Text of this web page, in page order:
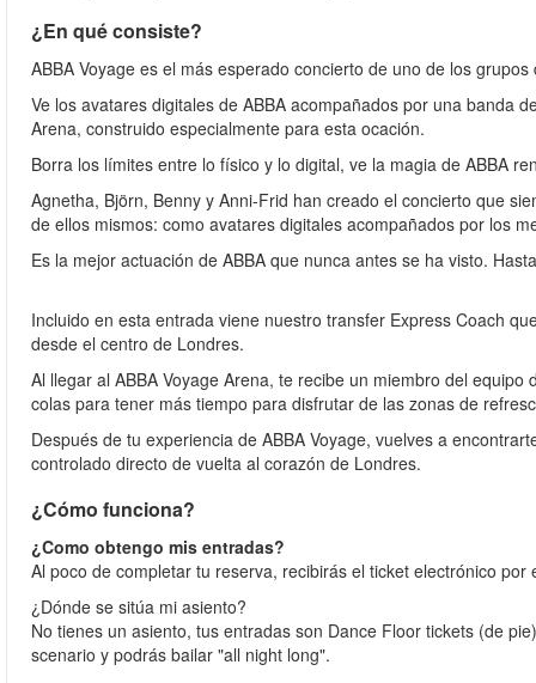
¿En qué consiste?
ABBA Voyage es el más esperado concierto de uno de los
Ve los avatares digitales de ABBA acompañados por una banda
Arena, construido especialmente para esta ocación.
Borra los límites entre lo físico y lo digital, ve la magia de ABBA
Agnetha, Björn, Benny y Anni-Frid han creado el concierto que
de ellos mismos: como avatares digitales acompañados por los
Es la mejor actuación de ABBA que nunca antes se ha visto.
Incluido en esta entrada viene nuestro transfer Express Coach
desde el centro de Londres.
Al llegar al ABBA Voyage Arena, te recibe un miembro del
colas para tener más tiempo para disfrutar de las zonas de
Después de tu experiencia de ABBA Voyage, vuelves a
controlado directo de vuelta al corazón de Londres.
¿Cómo funciona?
¿Como obtengo mis entradas?
Al poco de completar tu reserva, recibirás el ticket electrónico
¿Dónde se sitúa mi asiento?
No tienes un asiento, tus entradas son Dance Floor tickets (de
scenario y podrás bailar "all night long".